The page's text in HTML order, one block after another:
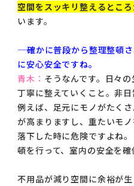
空間をスッキリ整えるとこ
います。
―― 確かに普段から整理整頓
に安心安全ですね。
青木： そうなんです。日々
丁寧に整えていくこと。非日
例えば、足元にモノがたく
が高まりますし、重たいモ
落下した時に危険ですよね
頓を行って、室内の安全を確
不用品が減り空間に余裕が